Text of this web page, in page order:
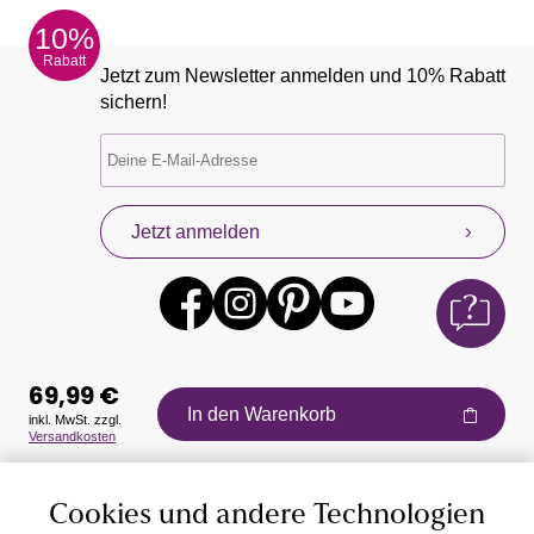
10%
Rabatt
Jetzt zum Newsletter anmelden und 10% Rabatt
sichern!
Jetzt anmelden
Auszeichnungen
69,99 €
inkl. MwSt. zzgl.
Versandkosten
In den Warenkorb
Cookies und andere Technologien